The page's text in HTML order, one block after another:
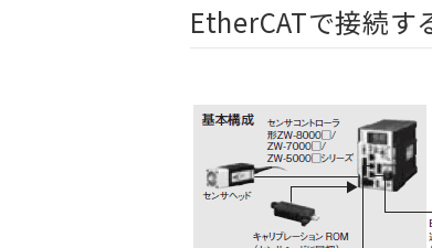
EtherCATで接続す